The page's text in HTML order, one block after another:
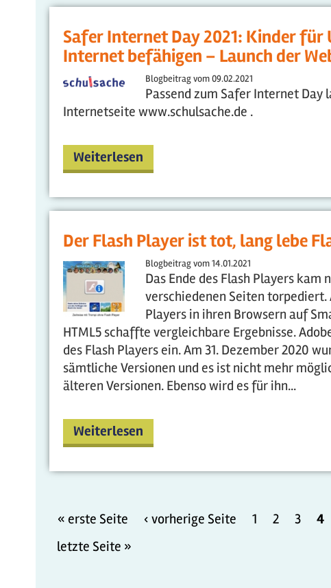
Safer Internet Day 2021: Kinder für
Internet befähigen – Launch der
Blogbeitrag vom09.02.2021
Passend zum Safer Internet
Internetseite www.schulsache.de .
Weiterlesen
Der Flash Player ist tot, lang lebe
Blogbeitrag vom14.01.2021
Das Ende des Flash Players
verschiedenen Seiten torpediert.
Players in ihren Browsern auf
HTML5 schaffte vergleichbare Ergebnisse.
des Flash Players ein. Am 31. Dezember 2020
sämtliche Versionen und es ist nicht mehr
älteren Versionen. Ebenso wird es für ihn...
Weiterlesen
« erste Seite ‹ vorherige Seite 1 2 3 4
letzte Seite »